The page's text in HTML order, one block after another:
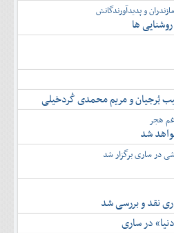
و پدیدآورندگانش
ها
بُرجیان و مریم محمدی کُردخیلی
غم هجر
شد
در ساری برگزار شد
نقد و بررسی شد
در ساری